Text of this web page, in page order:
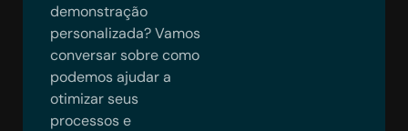
demonstração
personalizada? Vamos
conversar sobre como
podemos ajudar a
otimizar seus
processos e